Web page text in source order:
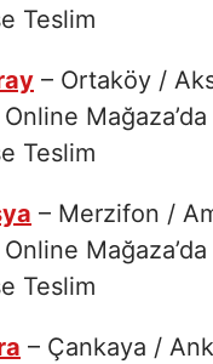
Teslim
– Ortaköy /
Teslim
– Merzifon /
Teslim
– Çankaya /